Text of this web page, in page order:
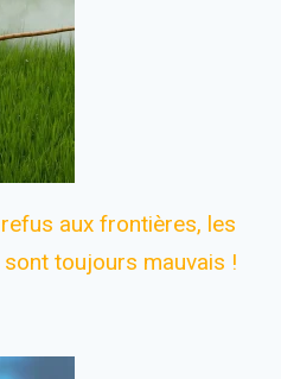
aux frontières, les
toujours mauvais !